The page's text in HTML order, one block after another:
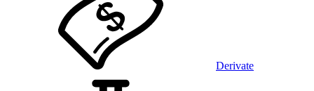
Derivate